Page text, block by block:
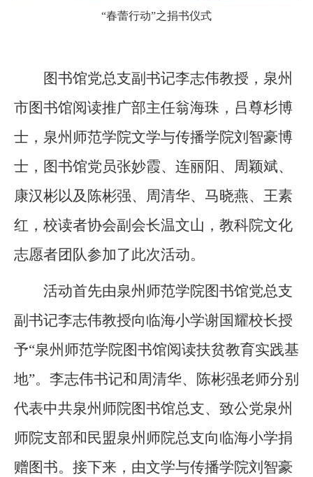
“春蕾行动”之捐书仪式
图书馆党总支副书记李志伟教授，泉州
市图书馆阅读推广部主任翁海珠，吕尊杉博
士，泉州师范学院文学与传播学院刘智豪博
士，图书馆党员张妙霞、连丽阳、周颖斌、
康汉彬以及陈彬强、周清华、马晓燕、王素
红，校读者协会副会长温文山，教科院文化
志愿者团队参加了此次活动。
活动首先由泉州师范学院图书馆党总支
副书记李志伟教授向临海小学谢国耀校长授
予“泉州师范学院图书馆阅读扶贫教育实践基
地”。李志伟书记和周清华、陈彬强老师分别
代表中共泉州师院图书馆总支、致公党泉州
师院支部和民盟泉州师院总支向临海小学捐
赠图书。接下来，由文学与传播学院刘智豪